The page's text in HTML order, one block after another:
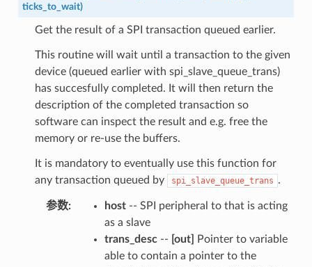
ticks_to_wait)
Get the result of a SPI transaction queued earlier.
This routine will wait until a transaction to the given
device (queued earlier with spi_slave_queue_trans)
has succesfully completed. It will then return the
description of the completed transaction so
software can inspect the result and e.g. free the
memory or re-use the buffers.
It is mandatory to eventually use this function for
any transaction queued by
spi_slave_queue_trans .
参数 host-- SPI peripheral to that is acting
as a slave
trans_desc-- [out]
Pointer to variable
able to contain a pointer to the